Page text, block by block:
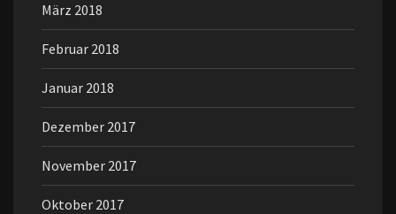
März 2018
Februar 2018
Januar 2018
Dezember 2017
November 2017
Oktober 2017